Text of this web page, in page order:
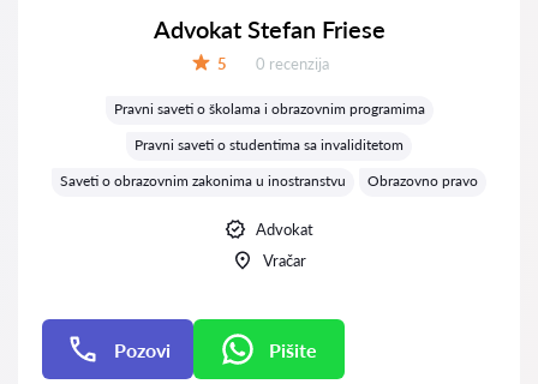
Advokat Stefan Friese
5 Recenzija:
0 recenzija
Pravni saveti o školama i obrazovnim programima
Pravni saveti o studentima sa invaliditetom
Saveti o obrazovnim zakonima u inostranstvu
Obrazovno pravo
Advokat
Vračar
Pozovi Pišite